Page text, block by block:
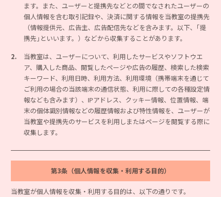
ます。また、ユーザーと提携先などとの間でなされたユーザーの
個人情報を含む取引記録や、決済に関する情報を当教室の提携先
（情報提供元、広告主、広告配信先などを含みます。以下、｢提
携先｣といいます。）などから収集することがあります。
2.
当教室は、ユーザーについて、利用したサービスやソフトウエ
ア、購入した商品、閲覧したページや広告の履歴、検索した検索
キーワード、利用日時、利用方法、利用環境（携帯端末を通じて
ご利用の場合の当該端末の通信状態、利用に際しての各種設定情
報なども含みます）、IPアドレス、クッキー情報、位置情報、端
末の個体識別情報などの履歴情報および特性情報を、ユーザーが
当教室や提携先のサービスを利用しまたはページを閲覧する際に
収集します。
第3条（個人情報を収集・利用する目的）
当教室が個人情報を収集・利用する目的は、以下の通りです。